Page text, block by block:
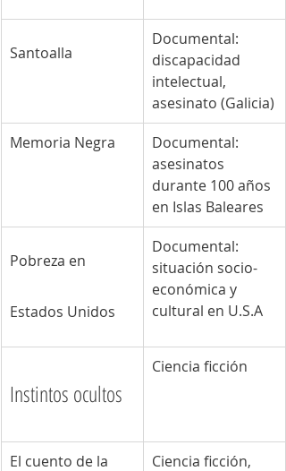
Santoalla
Documental:
discapacidad
intelectual,
asesinato (Galicia)
​Memoria Negra
Documental:
asesinatos
durante 100 años
en Islas Baleares
Pobreza en
Estados Unidos
Documental:
situación socio-
económica y
cultural en U.S.A
Instintos ocultos
Ciencia ficción
El cuento de la
Ciencia ficción,